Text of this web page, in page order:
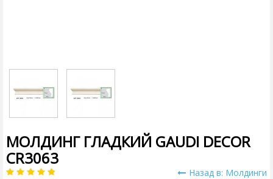
МОЛДИНГ ГЛАДКИЙ GAUDI DECOR
CR3063
Назад в: Молдинги